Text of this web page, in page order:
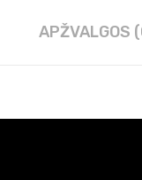
APŽVALGOS